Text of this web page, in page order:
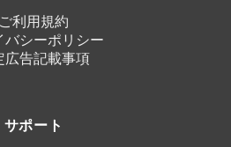
タ・カナ 2024
クン 2023
ご利用規約
バシーポリシー
広告記載事項
サポート